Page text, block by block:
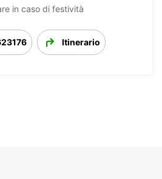
in caso di festività
Itinerario